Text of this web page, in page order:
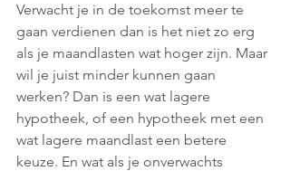
Verwacht je in de toekomst meer te
gaan verdienen dan is het niet zo erg
als je maandlasten wat hoger zijn. Maar
wil je juist minder kunnen gaan
werken? Dan is een wat lagere
hypotheek, of een hypotheek met een
wat lagere maandlast een betere
keuze. En wat als je onverwachts